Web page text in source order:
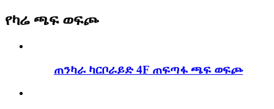
የካሬ ጫፍ ወፍጮ
ጠንካራ ካርቦራይድ 4F ጠፍጣፋ ጫፍ ወፍጮ